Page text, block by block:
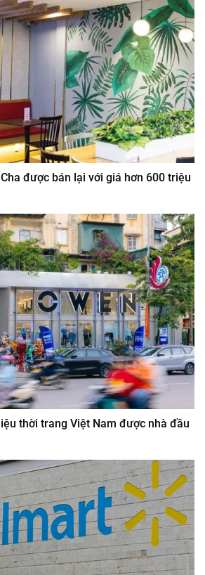
được bán lại với giá hơn 600 triệu
thời trang Việt Nam được nhà đầu